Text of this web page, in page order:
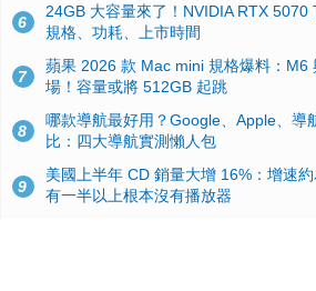
6
24GB 大容量來了！NVIDIA RTX 5070
規格、功耗、上市時間
7
蘋果 2026 款 Mac mini 規格爆料：M6
場！容量或將 512GB 起跳
8
哪款導航最好用？Google、Apple、導
比：四大導航實測懶人包
9
美國上半年 CD 銷量大增 16%：增速
有一半以上根本沒有播放器